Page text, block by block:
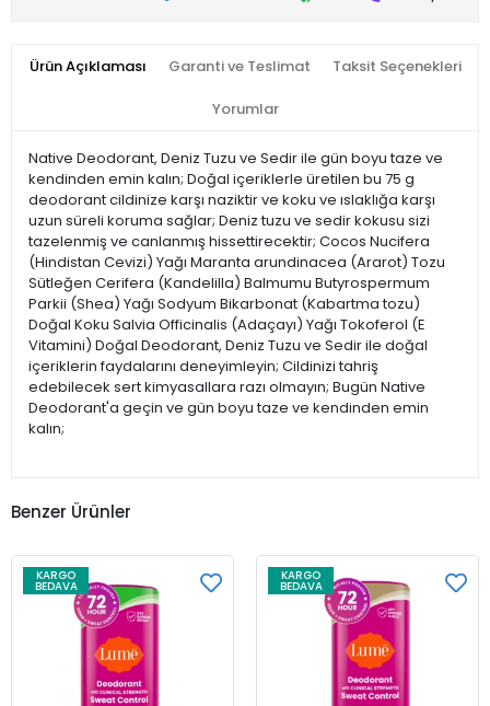
Ürün Açıklaması Garanti ve Teslimat Taksit Seçenekleri
Yorumlar
Native Deodorant, Deniz Tuzu ve Sedir ile gün boyu taze ve
kendinden emin kalın; Doğal içeriklerle üretilen bu 75 g
deodorant cildinize karşı naziktir ve koku ve ıslaklığa karşı
uzun süreli koruma sağlar; Deniz tuzu ve sedir kokusu sizi
tazelenmiş ve canlanmış hissettirecektir; Cocos Nucifera
(Hindistan Cevizi) Yağı Maranta arundinacea (Ararot) Tozu
Sütleğen Cerifera (Kandelilla) Balmumu Butyrospermum
Parkii (Shea) Yağı Sodyum Bikarbonat (Kabartma tozu)
Doğal Koku Salvia Officinalis (Adaçayı) Yağı Tokoferol (E
Vitamini) Doğal Deodorant, Deniz Tuzu ve Sedir ile doğal
içeriklerin faydalarını deneyimleyin; Cildinizi tahriş
edebilecek sert kimyasallara razı olmayın; Bugün Native
Deodorant'a geçin ve gün boyu taze ve kendinden emin
kalın;
Benzer Ürünler
KARGO
BEDAVA
KARGO
BEDAVA